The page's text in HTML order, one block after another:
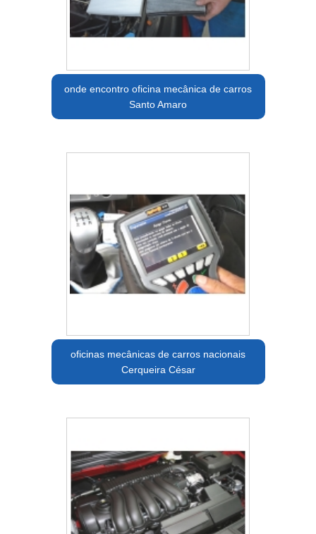
onde encontro oficina mecânica de carros
Santo Amaro
oficinas mecânicas de carros nacionais
Cerqueira César